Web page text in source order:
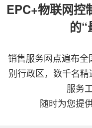
EPC+物联网控
的“
销售服务网点遍布
别行政区，数千名
服务
随时为您提